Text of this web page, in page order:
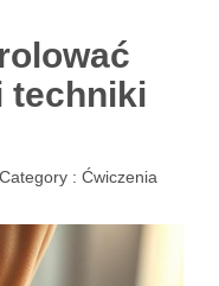
techniki
Category : Ćwiczenia